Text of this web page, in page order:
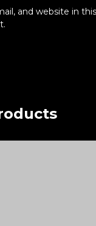
and website in